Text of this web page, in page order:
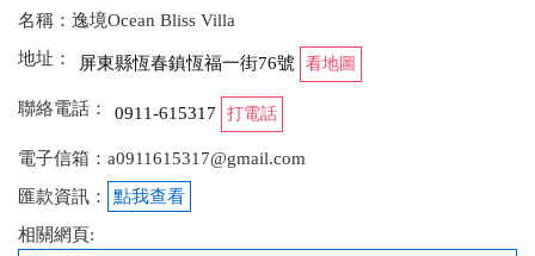
名稱：逸境Ocean Bliss Villa
地址：
屏東縣恆春鎮恆福一街76號 看地圖
聯絡電話： 0911-615317 打電話
電子信箱：a0911615317@gmail.com
匯款資訊：
點我查看
相關網頁: